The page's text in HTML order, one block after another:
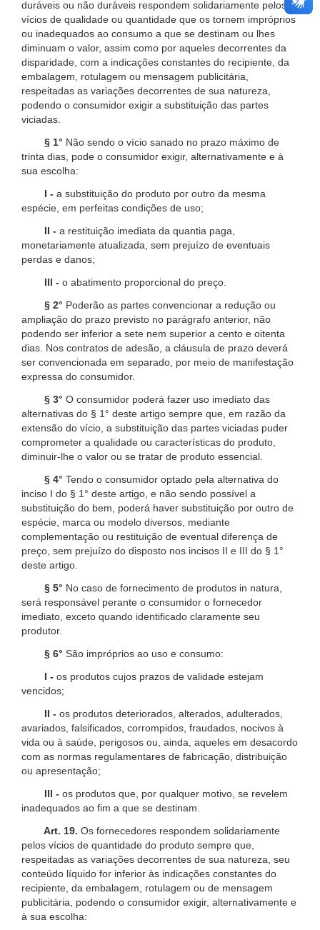
duráveis ou não duráveis respondem solidariamente pelos
vícios de qualidade ou quantidade que os tornem impróprios
ou inadequados ao consumo a que se destinam ou lhes
diminuam o valor, assim como por aqueles decorrentes da
disparidade, com a indicações constantes do recipiente, da
embalagem, rotulagem ou mensagem publicitária,
respeitadas as variações decorrentes de sua natureza,
podendo o consumidor exigir a substituição das partes
viciadas.
§ 1° Não sendo o vício sanado no prazo máximo de
trinta dias, pode o consumidor exigir, alternativamente e à
sua escolha:
I - a substituição do produto por outro da mesma
espécie, em perfeitas condições de uso;
II - a restituição imediata da quantia paga,
monetariamente atualizada, sem prejuízo de eventuais
perdas e danos;
III - o abatimento proporcional do preço.
§ 2° Poderão as partes convencionar a redução ou
ampliação do prazo previsto no parágrafo anterior, não
podendo ser inferior a sete nem superior a cento e oitenta
dias. Nos contratos de adesão, a cláusula de prazo deverá
ser convencionada em separado, por meio de manifestação
expressa do consumidor.
§ 3° O consumidor poderá fazer uso imediato das
alternativas do § 1° deste artigo sempre que, em razão da
extensão do vício, a substituição das partes viciadas puder
comprometer a qualidade ou características do produto,
diminuir-lhe o valor ou se tratar de produto essencial.
§ 4° Tendo o consumidor optado pela alternativa do
inciso I do § 1° deste artigo, e não sendo possível a
substituição do bem, poderá haver substituição por outro de
espécie, marca ou modelo diversos, mediante
complementação ou restituição de eventual diferença de
preço, sem prejuízo do disposto nos incisos II e III do § 1°
deste artigo.
§ 5° No caso de fornecimento de produtos in natura,
será responsável perante o consumidor o fornecedor
imediato, exceto quando identificado claramente seu
produtor.
§ 6° São impróprios ao uso e consumo:
I - os produtos cujos prazos de validade estejam
vencidos;
II - os produtos deteriorados, alterados, adulterados,
avariados, falsificados, corrompidos, fraudados, nocivos à
vida ou à saúde, perigosos ou, ainda, aqueles em desacordo
com as normas regulamentares de fabricação, distribuição
ou apresentação;
III - os produtos que, por qualquer motivo, se revelem
inadequados ao fim a que se destinam.
Art. 19. Os fornecedores respondem solidariamente
pelos vícios de quantidade do produto sempre que,
respeitadas as variações decorrentes de sua natureza, seu
conteúdo líquido for inferior às indicações constantes do
recipiente, da embalagem, rotulagem ou de mensagem
publicitária, podendo o consumidor exigir, alternativamente e
à sua escolha: